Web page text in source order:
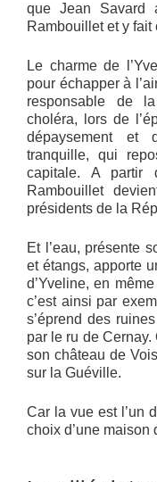
que Jean Savard
Rambouillet et y fait
Le charme de
pour échapper à
responsable de
choléra, lors de
dépaysement et
tranquille, qui
capitale. A partir
Rambouillet
présidents de la
Et l’eau, présente
et étangs, apporte
d’Yveline, en
c’est ainsi par
s’éprend des
par le ru de
son château de
sur la Guéville.
Car la vue est l’un
choix d’une maison